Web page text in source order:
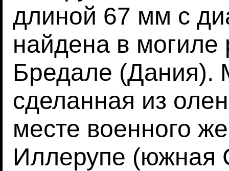
длиной 67 мм с
найдена в могиле
Бредале (Дания).
сделанная из
месте военного
Иллерупе (южная